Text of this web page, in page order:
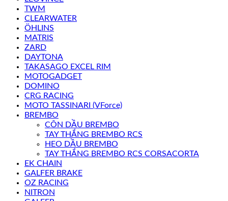
TWM
CLEARWATER
ÖHLINS
MATRIS
ZARD
DAYTONA
TAKASAGO EXCEL RIM
MOTOGADGET
DOMINO
CRG RACING
MOTO TASSINARI (VForce)
BREMBO
CÔN DẦU BREMBO
TAY THẮNG BREMBO RCS
HEO DẦU BREMBO
TAY THẮNG BREMBO RCS CORSACORTA
EK CHAIN
GALFER BRAKE
OZ RACING
NITRON